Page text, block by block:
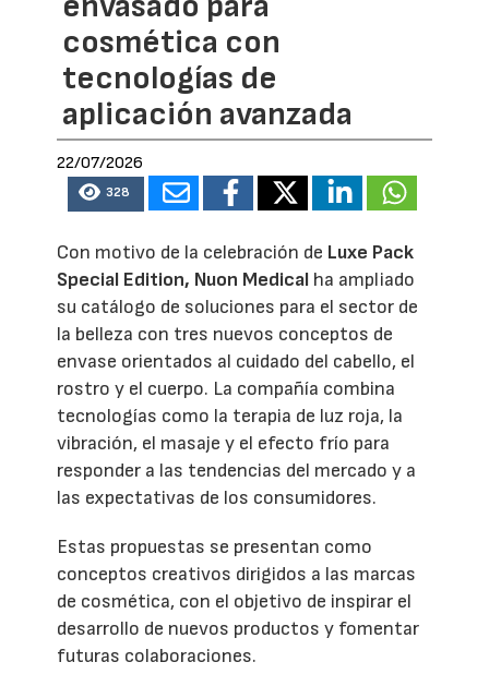
cosmética con
tecnologías de
aplicación avanzada
22/07/2026
328
Con motivo de la celebración de Luxe Pack
Special Edition, Nuon Medical ha ampliado
su catálogo de soluciones para el sector de
la belleza con tres nuevos conceptos de
envase orientados al cuidado del cabello, el
rostro y el cuerpo. La compañía combina
tecnologías como la terapia de luz roja, la
vibración, el masaje y el efecto frío para
responder a las tendencias del mercado y a
las expectativas de los consumidores.
Estas propuestas se presentan como
conceptos creativos dirigidos a las marcas
de cosmética, con el objetivo de inspirar el
desarrollo de nuevos productos y fomentar
futuras colaboraciones.